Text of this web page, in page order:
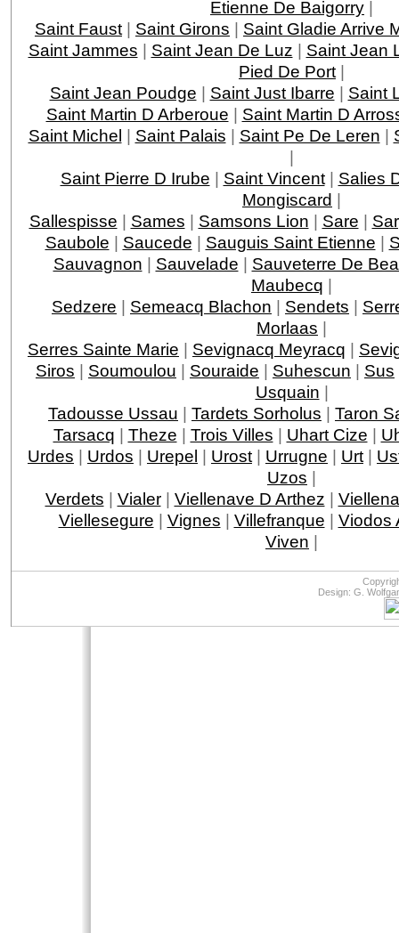
Etienne De Baigorry |
Saint Faust | Saint Girons | Saint Gladie Arrive
Saint Jammes | Saint Jean De Luz | Saint Jean
Pied De Port |
Saint Jean Poudge | Saint Just Ibarre | Saint
Saint Martin D Arberoue | Saint Martin D
Saint Michel | Saint Palais | Saint Pe De Leren |
|
Saint Pierre D Irube | Saint Vincent| Salies
Mongiscard |
Sallespisse | Sames | Samsons Lion | Sare |
Saubole | Saucede | Sauguis Saint Etienne |
Sauvagnon | Sauvelade | Sauveterre De
Maubecq |
Sedzere | Semeacq Blachon | Sendets |
Morlaas |
Serres Sainte Marie | Sevignacq Meyracq |
Siros | Soumoulou | Souraide | Suhescun | Sus
Usquain |
Tadousse Ussau | Tardets Sorholus | Taron
Tarsacq | Theze | Trois Villes | Uhart Cize |
Urdes | Urdos | Urepel | Urost | Urrugne | Urt |
Uzos |
Verdets | Vialer| Viellenave D Arthez |
Viellesegure | Vignes | Villefranque | Viodos
Viven |
Design: G.